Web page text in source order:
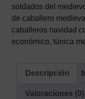
Negro
Piezas)
soldados del
de caballero
caballeros navidad
económico, túnica
Descripción
Valoraciones (0)